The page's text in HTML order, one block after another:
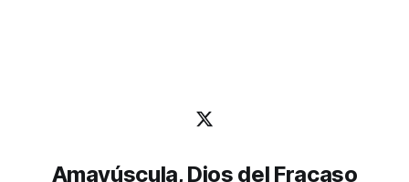
Amayúscula, Dios del Fracaso